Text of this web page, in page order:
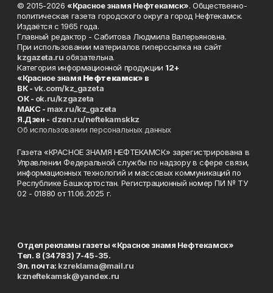
© 2015-2026 «Красное знамя Нефтекамск». Общественно-
политическая газета городского округа город Нефтекамск.
Издаётся с 1965 года.
Главный редактор - Сабитова Людмила Валерьяновна.
При использовании материалов гиперссылка на сайт
kzgazeta.ru обязательна.
Категория информационной продукции 12+
«Красное знамя Нефтекамск» в
ВК -vk.com/kz_gazeta
ОК - ok.ru/kzgazeta
MAKC - max.ru/kz_gazeta
Я.Дзен - dzen.ru/neftekamskkz
Об использовании персональных данных
Газета «КРАСНОЕ ЗНАМЯ НЕФТЕКАМСК» зарегистрирована в
Управлении Федеральной службы по надзору в сфере связи,
информационных технологий и массовых коммуникаций по
Республике Башкортостан. Регистрационный номер ПИ № ТУ
02 - 01880 от 11.06.2025 г.
Отдел рекламы газеты «Красное знамя Нефтекамск»
Тел. 8 (34783) 7-45-35.
Эл. почта: kzreklama@mail.ru
kzneftekamsk@yandex.ru